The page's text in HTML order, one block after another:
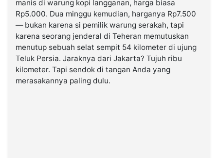
Kabarbaru.co
2026
Kabarbaru
Media
Holding
manis di warung kopi langganan, harga biasa
Rp5.000. Dua minggu kemudian, harganya Rp7.500
— bukan karena si pemilik warung serakah, tapi
karena seorang jenderal di Teheran memutuskan
menutup sebuah selat sempit 54 kilometer di ujung
Teluk Persia. Jaraknya dari Jakarta? Tujuh ribu
kilometer. Tapi sendok di tangan Anda yang
merasakannya paling dulu.